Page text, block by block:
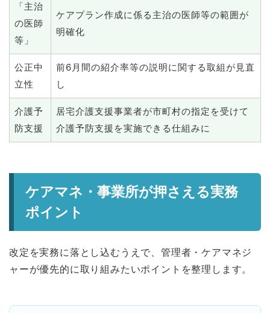
「主治
の医師
等」
ケアプラン作成に係る主治の医師等の範囲が
明確化
公正中
立性
前6月間の紹介率等の説明に関する取組が見直
し
介護予
防支援
居宅介護支援事業者が市町村の指定を受けて
介護予防支援を実施できる仕組みに
ケアマネ・事業所が押さえる実務
ポイント
改定を実務に落とし込むうえで、管理者・ケアマネジ
ャーが優先的に取り組みたいポイントを整理します。